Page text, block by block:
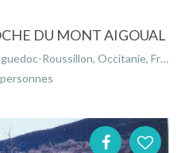
DU MONT AIGOUAL
Roussillon, Occitanie, France